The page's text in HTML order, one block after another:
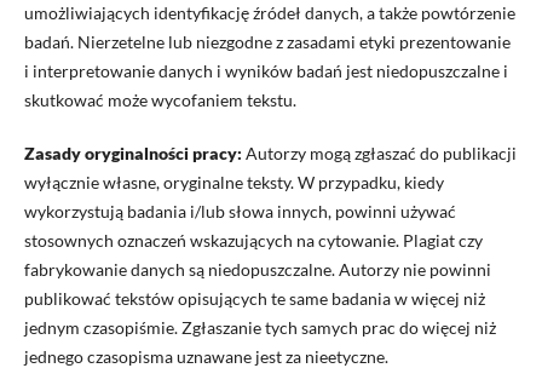
umożliwiających identyfikację źródeł danych, a także powtórzenie
badań. Nierzetelne lub niezgodne z zasadami etyki prezentowanie
i interpretowanie danych i wyników badań jest niedopuszczalne i
skutkować może wycofaniem tekstu.
Zasady oryginalności pracy: Autorzy mogą zgłaszać do publikacji
wyłącznie własne, oryginalne teksty. W przypadku, kiedy
wykorzystują badania i/lub słowa innych, powinni używać
stosownych oznaczeń wskazujących na cytowanie. Plagiat czy
fabrykowanie danych są niedopuszczalne. Autorzy nie powinni
publikować tekstów opisujących te same badania w więcej niż
jednym czasopiśmie. Zgłaszanie tych samych prac do więcej niż
jednego czasopisma uznawane jest za nieetyczne.